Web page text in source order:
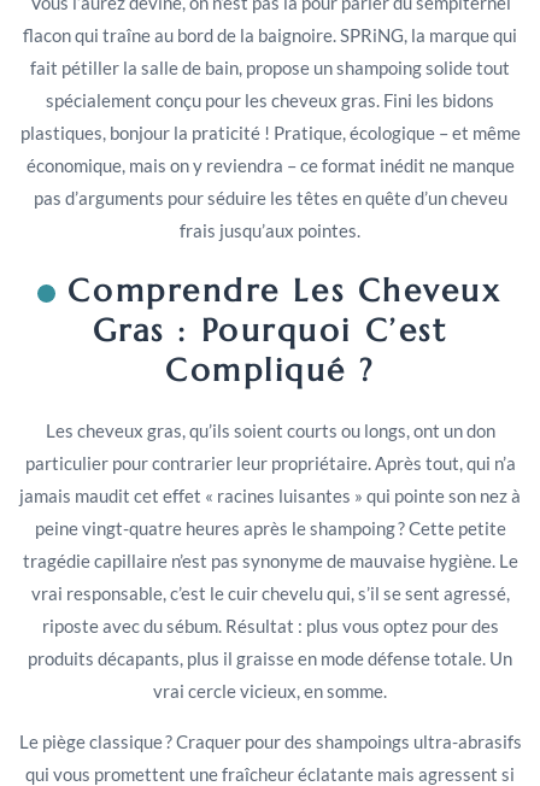
flacon qui traîne au bord de la baignoire. SPRiNG, la marque qui
fait pétiller la salle de bain, propose un shampoing solide tout
spécialement conçu pour les cheveux gras. Fini les bidons
plastiques, bonjour la praticité ! Pratique, écologique – et même
économique, mais on y reviendra – ce format inédit ne manque
pas d’arguments pour séduire les têtes en quête d’un cheveu
frais jusqu’aux pointes.
Comprendre Les Cheveux
Gras : Pourquoi C’est
Compliqué ?
Les cheveux gras, qu’ils soient courts ou longs, ont un don
particulier pour contrarier leur propriétaire. Après tout, qui n’a
jamais maudit cet effet « racines luisantes » qui pointe son nez à
peine vingt-quatre heures après le shampoing ? Cette petite
tragédie capillaire n’est pas synonyme de mauvaise hygiène. Le
vrai responsable, c’est le cuir chevelu qui, s’il se sent agressé,
riposte avec du sébum. Résultat : plus vous optez pour des
produits décapants, plus il graisse en mode défense totale. Un
vrai cercle vicieux, en somme.
Le piège classique ? Craquer pour des shampoings ultra-abrasifs
qui vous promettent une fraîcheur éclatante mais agressent si